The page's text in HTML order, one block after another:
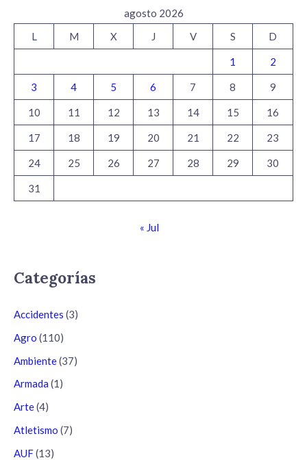
agosto 2026
L
M X J V S D
1 2
3 4 5 6 7 8 9
10 11 12 13 14 15 16
17 18 19 20 21 22 23
24 25 26 27 28 29 30
31
« Jul
Categorías
Accidentes (3)
Agro (110)
Ambiente(37)
Armada (1)
Arte(4)
Atletismo (7)
AUF(13)